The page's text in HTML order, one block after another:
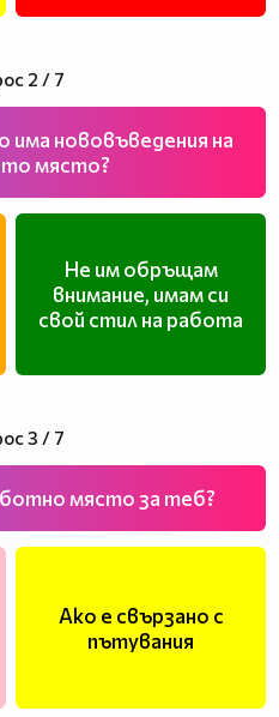
2 / 7
има нововъведения на
място?
Не им обръщам
внимание, имам си
свой стил на работа
3 / 7
място за теб?
Ако е свързано с
пътувания